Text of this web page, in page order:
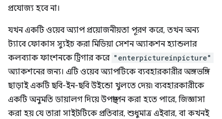
প্রযোজ্য হবে না।
যখন একটি ওয়েব অ্যাপ প্রয়োজনীয়তা পূরণ করে, তখন অন্য
ট্যাবে ফোকাস স্যুইচ করা মিডিয়া সেশন অ্যাকশন হ্যান্ডলার
কলব্যাক ফাংশনকে ট্রিগার করে "enterpictureinpicture"
অ্যাকশনের জন্য। এটি ওয়েব অ্যাপটিকে ব্যবহারকারীর অঙ্গভঙ্গি
ছাড়াই একটি ছবি-ইন-ছবি উইন্ডো খুলতে দেয়৷ ব্যবহারকারীকে
একটি অনুমতি ডায়ালগ দিয়ে উপস্থাপন করা হতে পারে, জিজ্ঞাসা
করা হয় যে তারা সাইটটিকে প্রতিবার, শুধুমাত্র এইবার, বা কখনই